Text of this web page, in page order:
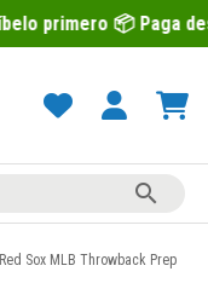
Paga después con

Sox MLB Throwback Prep